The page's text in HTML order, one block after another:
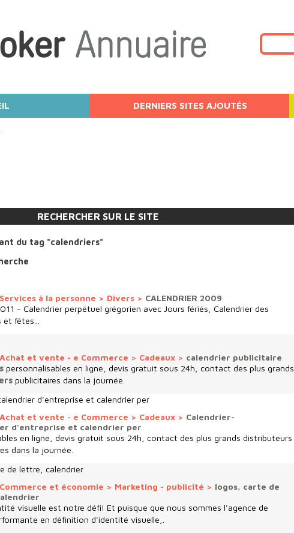
RECHERCHER SUR LE SITE
DERNIERS SITES AJOUTÉS
du tag "calendriers"
Services à la personne > Divers > CALENDRIER 2009
- Calendrier perpétuel grégorien avec Jours fériés, Calendrier des
fêtes...
Achat et vente - e Commerce > Cadeaux > calendrier publicitaire
personnalisables en ligne, devis gratuit sous 24h, contact des plus grands
publicitaires dans la journée.
d'entreprise et calendrier per
Achat et vente - e Commerce > Cadeaux > Calendrier-
d'entreprise et calendrier per
en ligne, devis gratuit sous 24h, contact des plus grands distributeurs
dans la journée.
de lettre, calendrier
Commerce et économie > Marketing - publicité > logos, carte de
visuelle est notre défi! Et puisque que nous sommes l'agence de
en définition d'identité visuelle,.